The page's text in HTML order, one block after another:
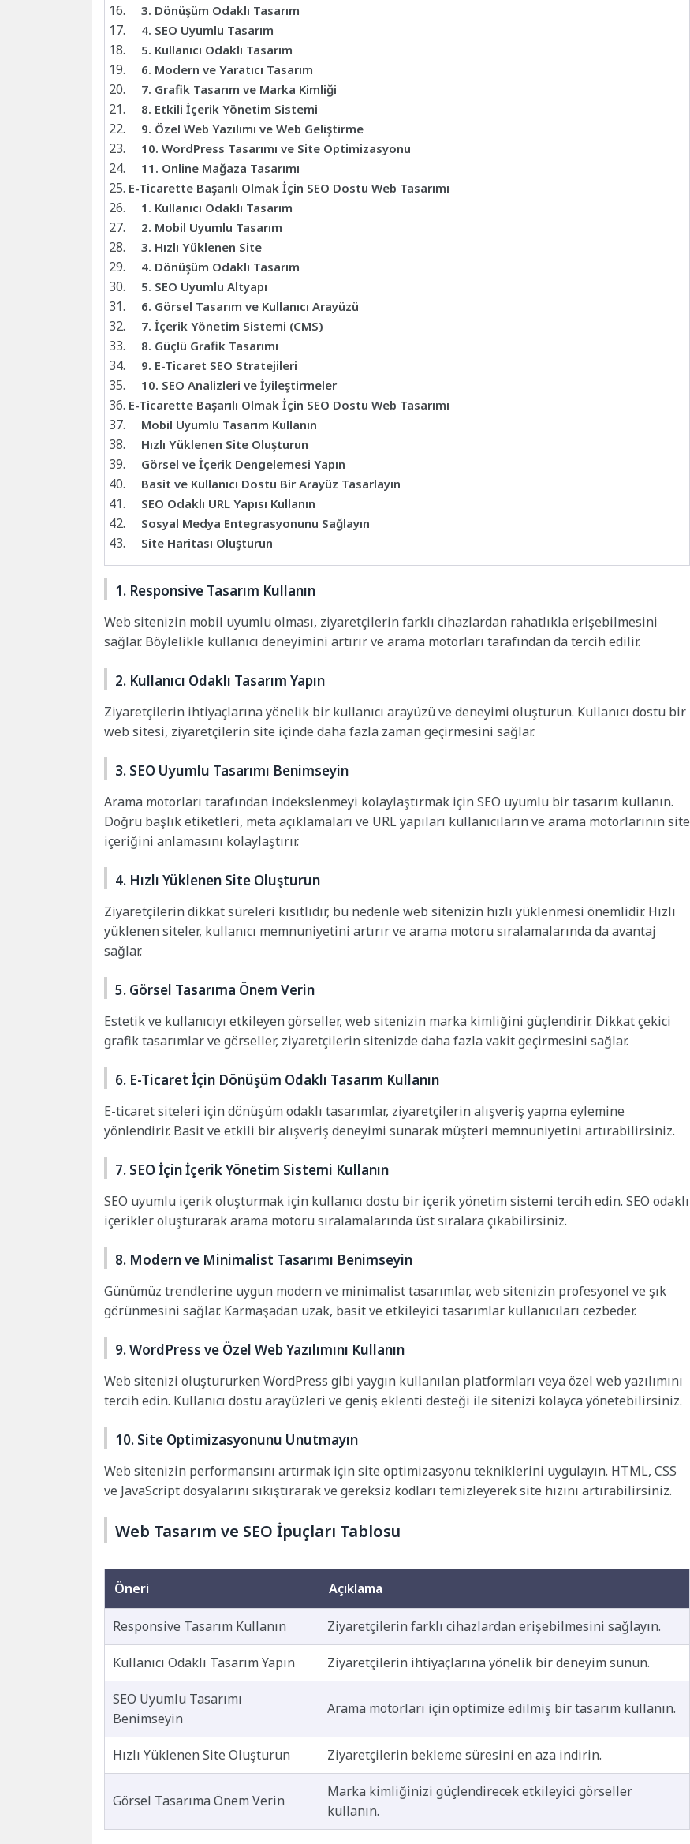
3. Dönüşüm Odaklı Tasarım
4. SEO Uyumlu Tasarım
5. Kullanıcı Odaklı Tasarım
6. Modern ve Yaratıcı Tasarım
7. Grafik Tasarım ve Marka Kimliği
8. Etkili İçerik Yönetim Sistemi
9. Özel Web Yazılımı ve Web Geliştirme
10. WordPress Tasarımı ve Site Optimizasyonu
11. Online Mağaza Tasarımı
E-Ticarette Başarılı Olmak İçin SEO Dostu Web Tasarımı
1. Kullanıcı Odaklı Tasarım
2. Mobil Uyumlu Tasarım
3. Hızlı Yüklenen Site
4. Dönüşüm Odaklı Tasarım
5. SEO Uyumlu Altyapı
6. Görsel Tasarım ve Kullanıcı Arayüzü
7. İçerik Yönetim Sistemi (CMS)
8. Güçlü Grafik Tasarımı
9. E-Ticaret SEO Stratejileri
10. SEO Analizleri ve İyileştirmeler
E-Ticarette Başarılı Olmak İçin SEO Dostu Web Tasarımı
Mobil Uyumlu Tasarım Kullanın
Hızlı Yüklenen Site Oluşturun
Görsel ve İçerik Dengelemesi Yapın
Basit ve Kullanıcı Dostu Bir Arayüz Tasarlayın
SEO Odaklı URL Yapısı Kullanın
Sosyal Medya Entegrasyonunu Sağlayın
Site Haritası Oluşturun
1. Responsive Tasarım Kullanın
Web sitenizin mobil uyumlu olması, ziyaretçilerin farklı cihazlardan rahatlıkla erişebilmesini
sağlar. Böylelikle kullanıcı deneyimini artırır ve arama motorları tarafından da tercih edilir.
2. Kullanıcı Odaklı Tasarım Yapın
Ziyaretçilerin ihtiyaçlarına yönelik bir kullanıcı arayüzü ve deneyimi oluşturun. Kullanıcı dostu bir
web sitesi, ziyaretçilerin site içinde daha fazla zaman geçirmesini sağlar.
3. SEO Uyumlu Tasarımı Benimseyin
Arama motorları tarafından indekslenmeyi kolaylaştırmak için SEO uyumlu bir tasarım kullanın.
Doğru başlık etiketleri, meta açıklamaları ve URL yapıları kullanıcıların ve arama motorlarının site
içeriğini anlamasını kolaylaştırır.
4. Hızlı Yüklenen Site Oluşturun
Ziyaretçilerin dikkat süreleri kısıtlıdır, bu nedenle web sitenizin hızlı yüklenmesi önemlidir. Hızlı
yüklenen siteler, kullanıcı memnuniyetini artırır ve arama motoru sıralamalarında da avantaj
sağlar.
5. Görsel Tasarıma Önem Verin
Estetik ve kullanıcıyı etkileyen görseller, web sitenizin marka kimliğini güçlendirir. Dikkat çekici
grafik tasarımlar ve görseller, ziyaretçilerin sitenizde daha fazla vakit geçirmesini sağlar.
6. E-Ticaret İçin Dönüşüm Odaklı Tasarım Kullanın
E-ticaret siteleri için dönüşüm odaklı tasarımlar, ziyaretçilerin alışveriş yapma eylemine
yönlendirir. Basit ve etkili bir alışveriş deneyimi sunarak müşteri memnuniyetini artırabilirsiniz.
7. SEO İçin İçerik Yönetim Sistemi Kullanın
SEO uyumlu içerik oluşturmak için kullanıcı dostu bir içerik yönetim sistemi tercih edin. SEO odaklı
içerikler oluşturarak arama motoru sıralamalarında üst sıralara çıkabilirsiniz.
8. Modern ve Minimalist Tasarımı Benimseyin
Günümüz trendlerine uygun modern ve minimalist tasarımlar, web sitenizin profesyonel ve şık
görünmesini sağlar. Karmaşadan uzak, basit ve etkileyici tasarımlar kullanıcıları cezbeder.
9. WordPress ve Özel Web Yazılımını Kullanın
Web sitenizi oluştururken WordPress gibi yaygın kullanılan platformları veya özel web yazılımını
tercih edin. Kullanıcı dostu arayüzleri ve geniş eklenti desteği ile sitenizi kolayca yönetebilirsiniz.
10. Site Optimizasyonunu Unutmayın
Web sitenizin performansını artırmak için site optimizasyonu tekniklerini uygulayın. HTML, CSS
ve JavaScript dosyalarını sıkıştırarak ve gereksiz kodları temizleyerek site hızını artırabilirsiniz.
Web Tasarım ve SEO İpuçları Tablosu
Öneri Açıklama
Responsive Tasarım Kullanın Ziyaretçilerin farklı cihazlardan erişebilmesini sağlayın.
Kullanıcı Odaklı Tasarım Yapın Ziyaretçilerin ihtiyaçlarına yönelik bir deneyim sunun.
SEO Uyumlu Tasarımı
Benimseyin
Arama motorları için optimize edilmiş bir tasarım kullanın.
Hızlı Yüklenen Site Oluşturun Ziyaretçilerin bekleme süresini en aza indirin.
Görsel Tasarıma Önem Verin
Marka kimliğinizi güçlendirecek etkileyici görseller
kullanın.